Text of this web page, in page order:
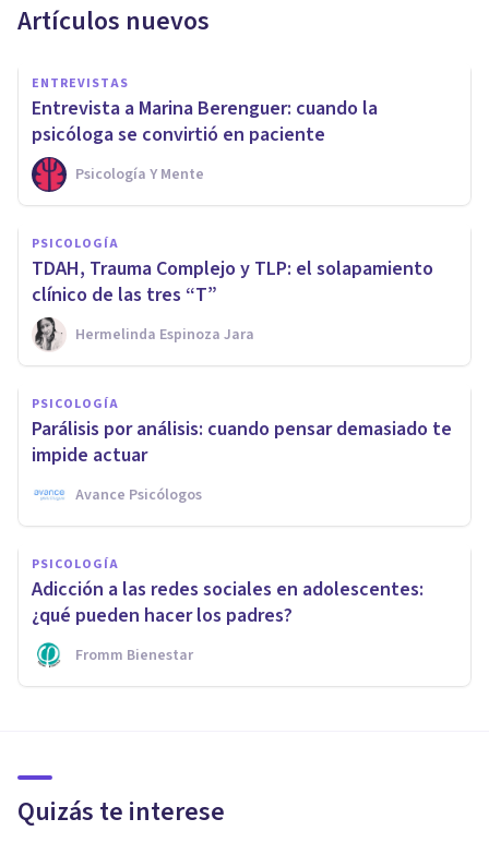
Artículos nuevos
ENTREVISTAS
Entrevista a Marina Berenguer: cuando la
psicóloga se convirtió en paciente
Psicología Y Mente
PSICOLOGÍA
TDAH, Trauma Complejo y TLP: el solapamiento
clínico de las tres “T”
Hermelinda Espinoza Jara
PSICOLOGÍA
Parálisis por análisis: cuando pensar demasiado te
impide actuar
Avance Psicólogos
PSICOLOGÍA
Adicción a las redes sociales en adolescentes:
¿qué pueden hacer los padres?
Fromm Bienestar
Quizás te interese